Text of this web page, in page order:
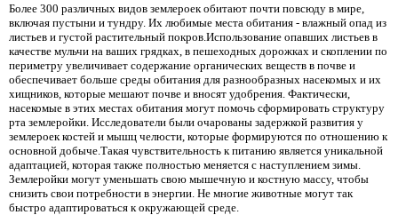
Более 300 различных видов землероек обитают почти повсюду в мире,
включая пустыни и тундру. Их любимые места обитания - влажный опад из
листьев и густой растительный покров.Использование опавших листьев в
качестве мульчи на ваших грядках, в пешеходных дорожках и скоплении по
периметру увеличивает содержание органических веществ в почве и
обеспечивает больше среды обитания для разнообразных насекомых и их
хищников, которые мешают почве и вносят удобрения. Фактически,
насекомые в этих местах обитания могут помочь сформировать структуру
рта землеройки. Исследователи были очарованы задержкой развития у
землероек костей и мышц челюсти, которые формируются по отношению к
основной добыче.Такая чувствительность к питанию является уникальной
адаптацией, которая также полностью меняется с наступлением зимы.
Землеройки могут уменьшать свою мышечную и костную массу, чтобы
снизить свои потребности в энергии. Не многие животные могут так
быстро адаптироваться к окружающей среде.